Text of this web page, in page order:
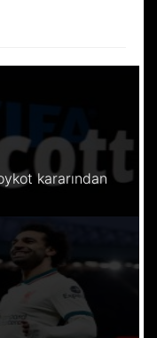
kararından